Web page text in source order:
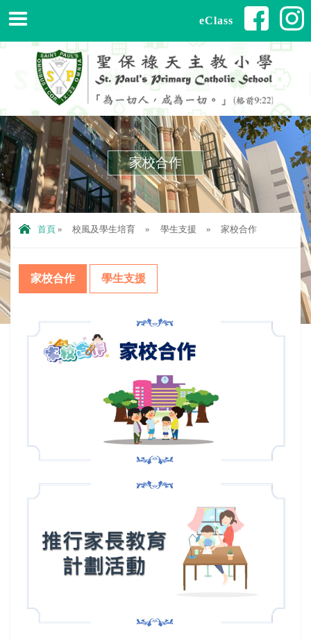
eClass
家校合作
首頁 » 校風及學生培育 » 學生支援 » 家校合作
家校合作 學生支援